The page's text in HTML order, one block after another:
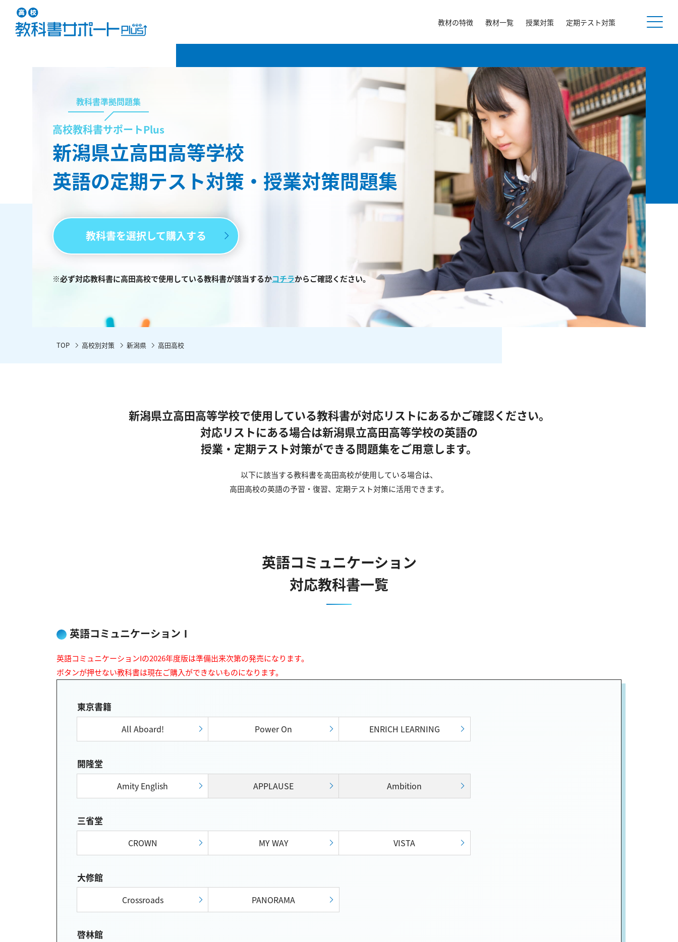
教材の特徴 教材一覧 授業対策 定期テスト対策
教科書準拠問題集
高校教科書サポートPlus
新潟県立高田高等学校
英語の定期テスト対策・授業対策問題集
教科書を選択して購入する
※必ず対応教科書に高田高校で使用している教科書が該当するかコチラからご確認ください。
TOP 高校別対策 新潟県 高田高校
新潟県立高田高等学校で使用している教科書が対応リストにあるかご確認ください。
対応リストにある場合は新潟県立高田高等学校の英語の
授業・定期テスト対策ができる問題集をご用意します。
以下に該当する教科書を高田高校が使用している場合は、
高田高校の英語の予習・復習、定期テスト対策に活用できます。
英語コミュニケーション
対応教科書一覧
英語コミュニケーションⅠ
英語コミュニケーションIの2026年度版は準備出来次第の発売になります。
ボタンが押せない教科書は現在ご購入ができないものになります。
東京書籍
All Aboard! Power On ENRICH LEARNING
開隆堂
Amity English APPLAUSE Ambition
三省堂
CROWN MY WAY VISTA
大修館
Crossroads PANORAMA
啓林館